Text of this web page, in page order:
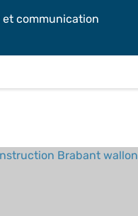
communication
Brabant wallon